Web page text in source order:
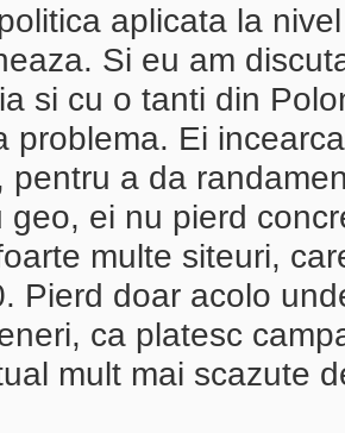
aplicata la
Si eu am
si cu o tanti din
problema. Ei
pentru a da
geo, ei nu pierd
multe siteuri,
Pierd doar acolo
ca platesc
mult mai scazute